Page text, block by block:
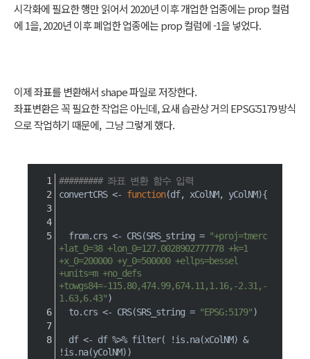
시각화에 필요한 행만 읽어서 2020년 이후 개업한 업종에는 prop 컬럼
에 1을, 2020년 이후 폐업한 업종에는 prop 컬럼에 -1을 넣었다.
이제 좌표를 변환해서 shape 파일로 저장한다.
좌표변환은 꼭 필요한 작업은 아닌데, 요새 습관상 거의 EPSG:5179 방식
으로 작업하기 때문에, 그냥 그렇게 했다.
######### 좌표 변환 함수 입력
convertCRS <- function(df, xColNM, yColNM){
  from.crs
<- CRS(SRS_string = "+proj=tmerc
+lat_0=38 +lon_0=127.0028902777778 +k=1
+x_0=200000 +y_0=500000 +ellps=bessel
+units=m +no_defs
+towgs84=-115.80,474.99,674.11,1.16,-2.31,-
1.63,6.43")
  to.crs
<- CRS(SRS_string = "EPSG:5179")
  df
<- df %>% filter( !is.na(xColNM) &
!is.na(yColNM))